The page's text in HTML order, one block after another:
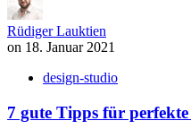
Rüdiger Lauktien
on 18. Januar 2021
design-studio
7 gute Tipps für